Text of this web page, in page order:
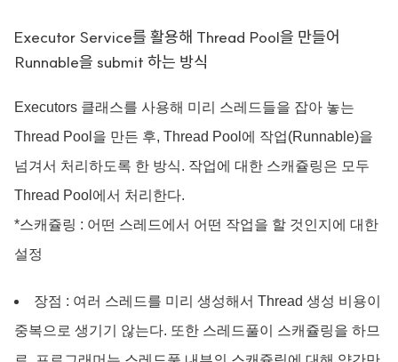
Executor Service를 활용해 Thread Pool을 만들어
Runnable을 submit 하는 방식
Executors 클래스를 사용해 미리 스레드들을 잡아 놓는
Thread Pool을 만든 후, Thread Pool에 작업(Runnable)을
넘겨서 처리하도록 한 방식. 작업에 대한 스캐쥴링은 모두
Thread Pool에서 처리한다.
*스캐쥴링 : 어떤 스레드에서 어떤 작업을 할 것인지에 대한
설정
장점 : 여러 스레드를 미리 생성해서 Thread 생성 비용이
중복으로 생기기 않는다. 또한 스레드풀이 스캐쥴링을 하므